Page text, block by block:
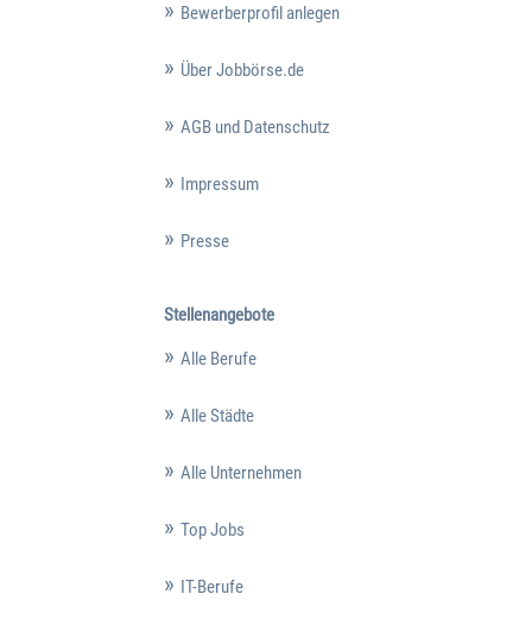
Bewerberprofil anlegen
Über Jobbörse.de
AGB und Datenschutz
Impressum
Presse
Stellenangebote
Alle Berufe
Alle Städte
Alle Unternehmen
Top Jobs
IT-Berufe